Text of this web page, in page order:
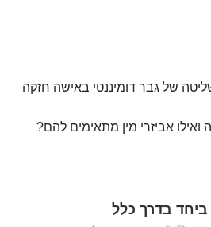
של גבר דומיננטי באישה חזקה
אביזרי מין מתאימים להם?
בדרך כלל